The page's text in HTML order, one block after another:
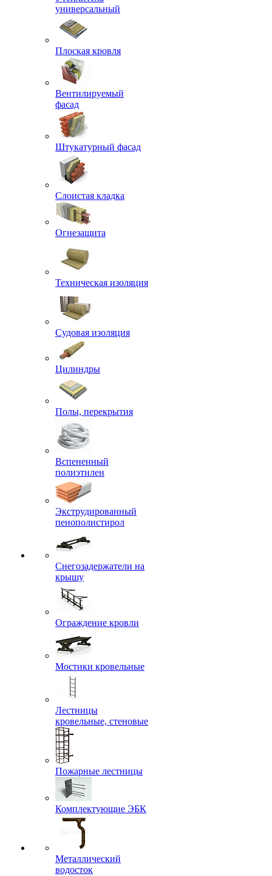
универсальный
Плоская кровля
Вентилируемый
фасад
Штукатурный фасад
Слоистая кладка
Огнезащита
Техническая изоляция
Судовая изоляция
Цилиндры
Полы, перекрытия
Вспененный
полиэтилен
Экструдированный
пенополистирол
Снегозадержатели на
крышу
Ограждение кровли
Мостики кровельные
Лестницы
кровельные, стеновые
Пожарные лестницы
Комплектующие ЭБК
Металлический
водосток